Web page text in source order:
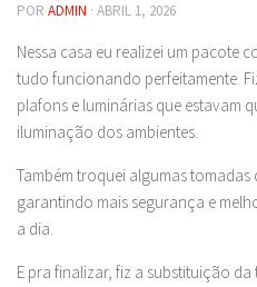
POR ADMIN · ABRIL 1, 2026
Nessa casa eu realizei um pacote
tudo funcionando perfeitamente.
plafons e luminárias que estavam
iluminação dos ambientes.
Também troquei algumas
garantindo mais segurança e
a dia.
E pra finalizar, fiz a substituição